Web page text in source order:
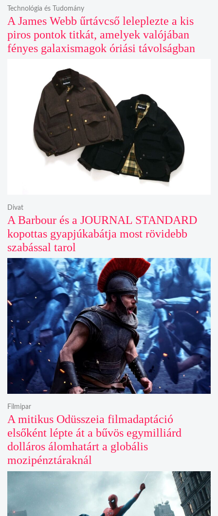
A James Webb űrtávcső leleplezte a kis
piros pontok titkát, amelyek valójában
fényes galaxismagok óriási távolságban
Technológia és Tudomány
A Barbour és a JOURNAL STANDARD
kopottas gyapjúkabátja most rövidebb
szabással tarol
Divat
A mitikus Odüsszeia filmadaptáció
elsőként lépte át a bűvös egymilliárd
dolláros álomhatárt a globális
mozipénztáraknál
Filmipar